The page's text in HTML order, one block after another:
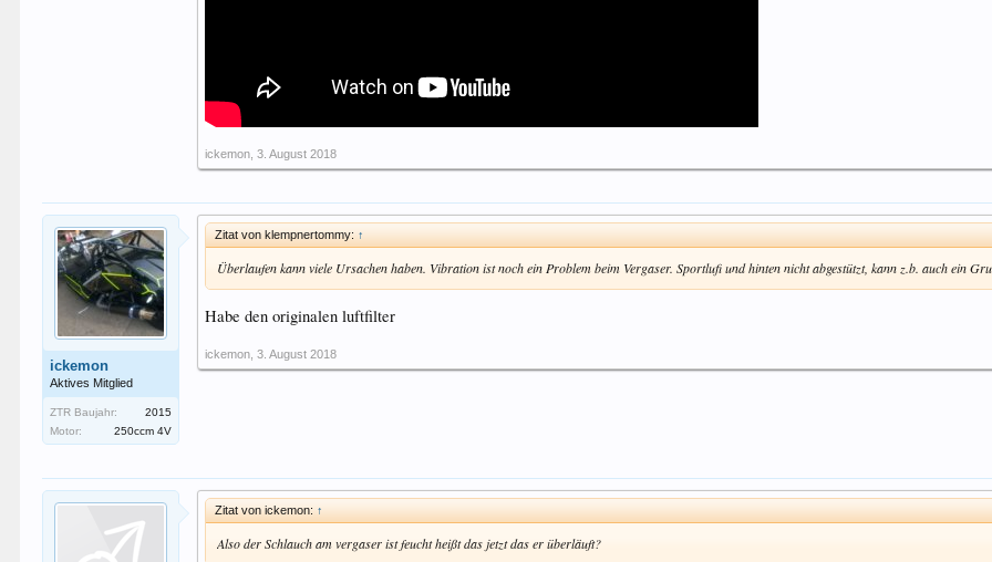
ickemon 3. August 2018
ickemon
Aktives Mitglied
ZTR Baujahr:
2015
Motor:
250ccm 4V
Zitat von klempnertommy: ↑
Überlaufen kann viele Ursachen haben. Vibration ist noch ein Problem beim Vergaser. Sportlufi und hinten nicht abgestützt, kann z.b. auch ein
Habe den originalen luftfilter
ickemon 3. August 2018
Zitat von ickemon: ↑
Also der Schlauch am vergaser ist feucht heißt das jetzt das er überläuft?